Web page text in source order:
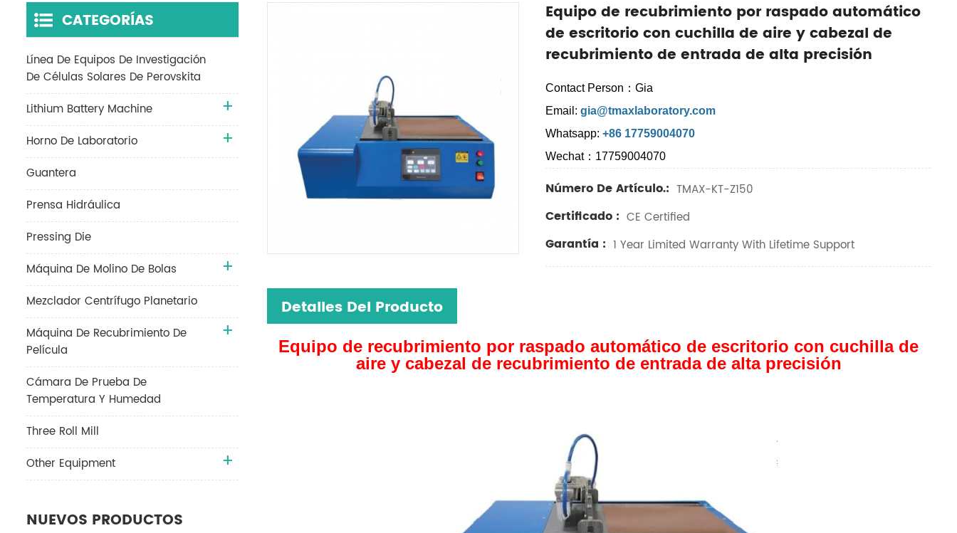
Equipo de recubrimiento por raspado automático
de escritorio con cuchilla de aire y cabezal de
recubrimiento de entrada de alta precisión
Contact Person：Gia
Email: gia@tmaxlaboratory.com
Whatsapp:+86 17759004070
Wechat：17759004070
Número De Artículo.: TMAX-KT-Z150
Certificado : CE Certified
Garantía : 1 Year Limited Warranty With Lifetime Support
Detalles Del Producto
Equipo de recubrimiento por raspado automático de escritorio con cuchilla de
aire y cabezal de recubrimiento de entrada de alta precisión
CATEGORÍAS
Línea De Equipos De Investigación
De Células Solares De Perovskita
Lithium Battery Machine
Horno De Laboratorio
Guantera
Prensa Hidráulica
Pressing Die
Máquina De Molino De Bolas
Mezclador Centrífugo Planetario
Máquina De Recubrimiento De
Película
Cámara De Prueba De
Temperatura Y Humedad
Three Roll Mill
Other Equipment
NUEVOS PRODUCTOS